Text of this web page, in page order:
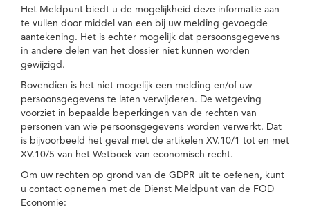
Het Meldpunt biedt u de mogelijkheid deze informatie aan
te vullen door middel van een bij uw melding gevoegde
aantekening. Het is echter mogelijk dat persoonsgegevens
in andere delen van het dossier niet kunnen worden
gewijzigd.
Bovendien is het niet mogelijk een melding en/of uw
persoonsgegevens te laten verwijderen. De wetgeving
voorziet in bepaalde beperkingen van de rechten van
personen van wie persoonsgegevens worden verwerkt. Dat
is bijvoorbeeld het geval met de artikelen XV.10/1 tot en met
XV.10/5 van het Wetboek van economisch recht.
Om uw rechten op grond van de GDPR uit te oefenen, kunt
u contact opnemen met de Dienst Meldpunt van de FOD
Economie: